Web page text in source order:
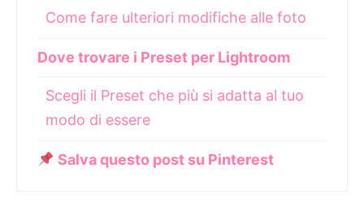
Come fare ulteriori modifiche alle foto
Dove trovare i Preset per Lightroom
Scegli il Preset che più si adatta al tuo
modo di essere
Salva questo post su Pinterest